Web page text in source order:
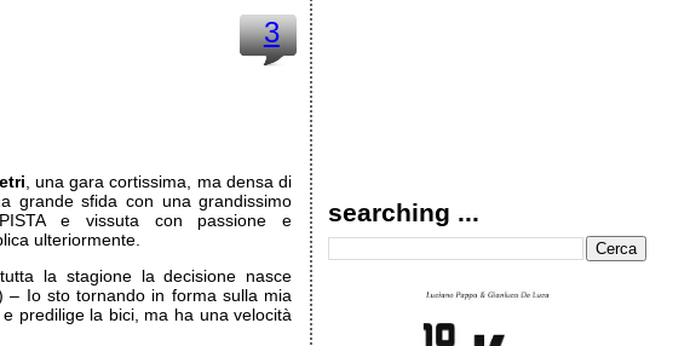
3
, una gara cortissima, ma densa di
grande sfida con una grandissimo
e vissuta con passione e
ulteriormente.
la stagione la decisione nasce
Io sto tornando in forma sulla mia
predilige la bici, ma ha una velocità
searching ...